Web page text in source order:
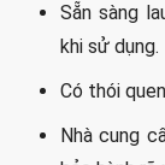
Sẵn sàng
khi sử dụng.
Có thói
Nhà cung